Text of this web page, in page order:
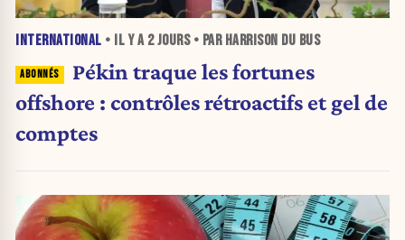
INTERNATIONAL • IL Y A 2 JOURS• PAR HARRISON DU BUS
Pékin traque les fortunes
offshore : contrôles rétroactifs et gel de
comptes